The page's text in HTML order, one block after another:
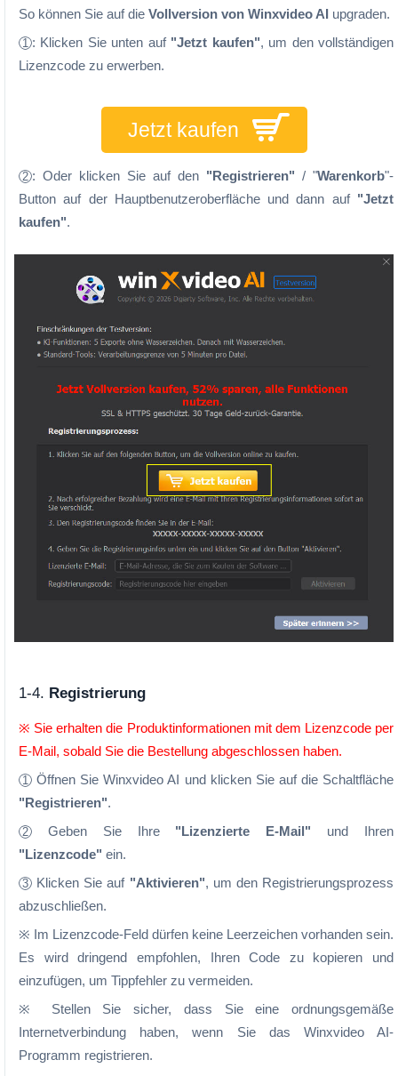
So können Sie auf die Vollversion von Winxvideo AI upgraden.
1 : Klicken Sie unten auf "Jetzt kaufen", um den vollständigen
Lizenzcode zu erwerben.
Jetzt kaufen
2 : Oder klicken Sie auf den "Registrieren" / "Warenkorb"-
Button auf der Hauptbenutzeroberfläche und dann auf "Jetzt
kaufen".
1-4. Registrierung
※ Sie erhalten die Produktinformationen mit dem Lizenzcode per
E-Mail, sobald Sie die Bestellung abgeschlossen haben.
1 Öffnen Sie Winxvideo AI und klicken Sie auf die Schaltfläche
"Registrieren".
2 Geben Sie Ihre "Lizenzierte E-Mail" und Ihren
"Lizenzcode" ein.
3 Klicken Sie auf "Aktivieren", um den Registrierungsprozess
abzuschließen.
※ Im Lizenzcode-Feld dürfen keine Leerzeichen vorhanden sein.
Es wird dringend empfohlen, Ihren Code zu kopieren und
einzufügen, um Tippfehler zu vermeiden.
※ Stellen Sie sicher, dass Sie eine ordnungsgemäße
Internetverbindung haben, wenn Sie das Winxvideo AI-
Programm registrieren.